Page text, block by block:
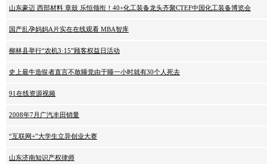
山东豪迈 西部材料 章鼓 乐恒领衔！40+化工装备龙头齐聚CTEF中国化工装备博览会
国产乱孕妈妈A片实在在线观看 MBA智库
柳林县举行“农机3·15”顾客权益日活动
史上最牛造假者直言不敢睡觉由于睡一小时就有30个人死去
91在线资源视频
2008年7月广汽丰田销量
“互联网+”大学生立异创业大赛
山东济南知识产权律师